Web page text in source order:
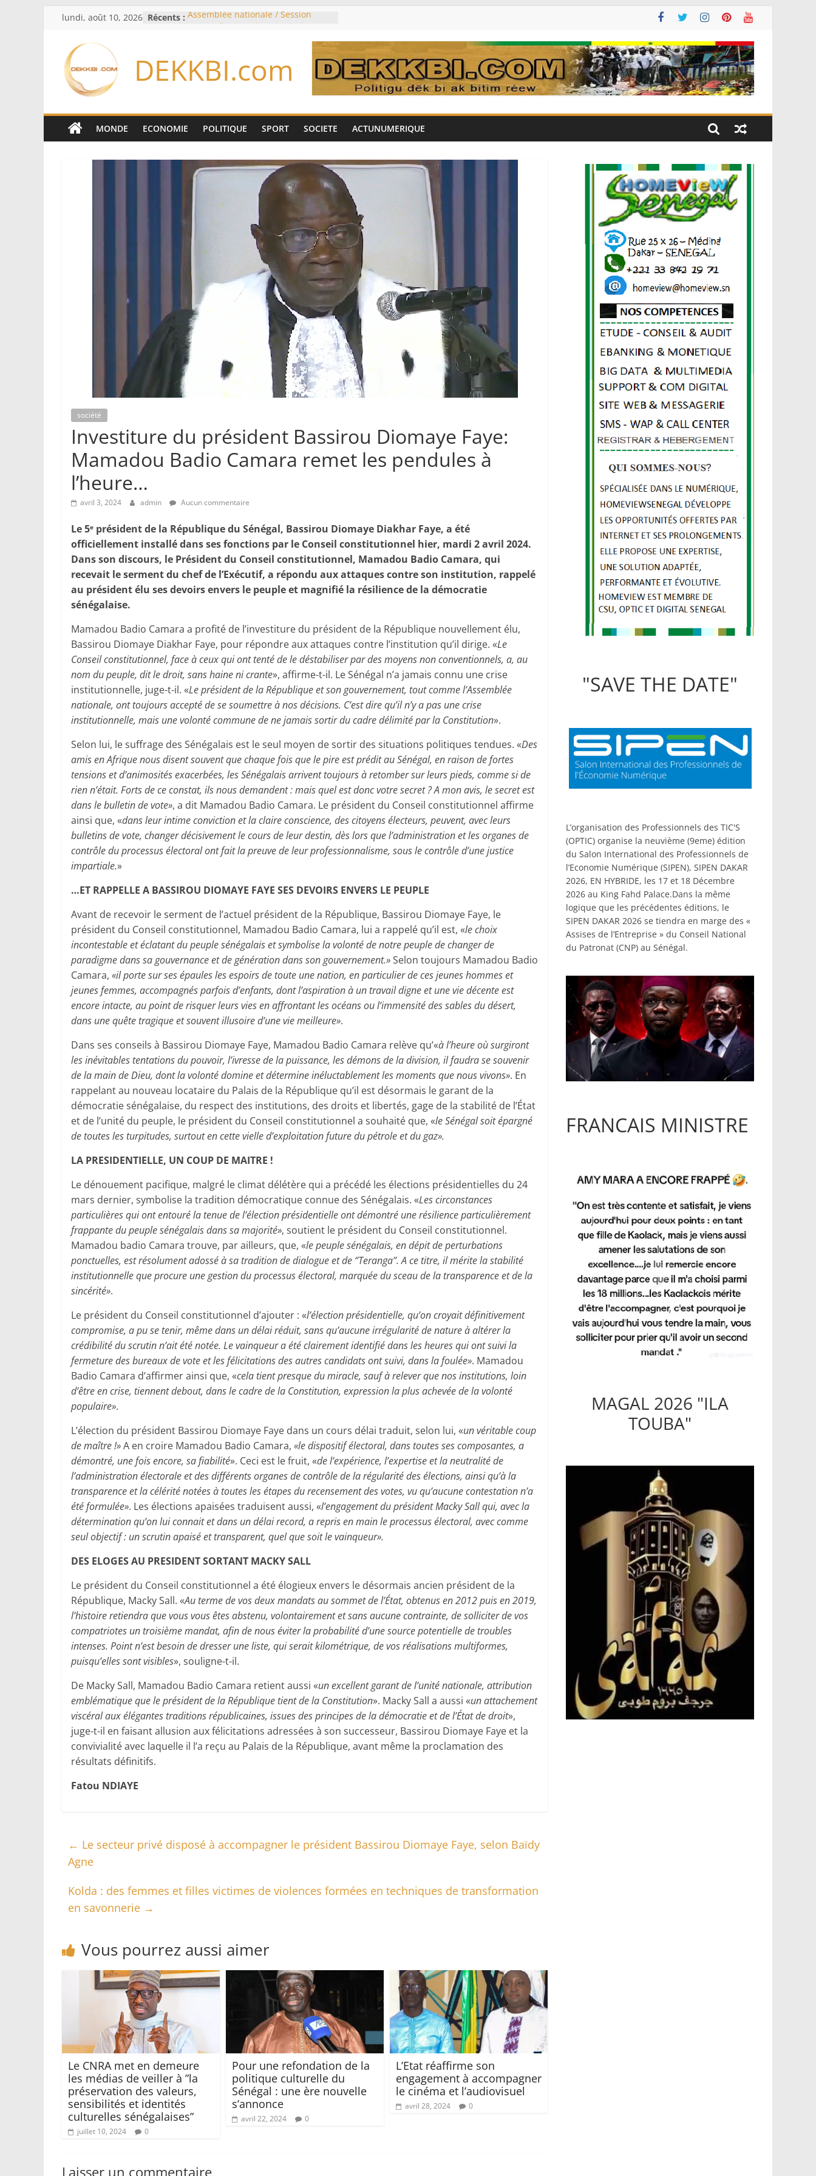
Passer
contenu
lundi, août 10, 2026 Récents : Assemblée nationale / Session
d’enquête à l’ordre du jour ce lundi
de la Espriella
Bénin: Patrice Talon élu président
Moyen-Orient: l’Arabie saoudite, le
Pakistan et la Turquie signent un
accord de défense
exportations de cuivre et de cobalt
concentrés pour valoriser sa
production
DEKKBI.com
MONDE ECONOMIE POLITIQUE SPORT SOCIETE ACTUNUMERIQUE
société
Investiture du président Bassirou Diomaye Faye:
Mamadou Badio Camara remet les pendules à
l’heure…
avril 3, 2024 admin Aucun commentaire
Le 5e président de la République du Sénégal, Bassirou Diomaye Diakhar Faye, a été
officiellement installé dans ses fonctions par le Conseil constitutionnel hier, mardi 2 avril 2024.
Dans son discours, le Président du Conseil constitutionnel, Mamadou Badio Camara, qui
recevait le serment du chef de l’Exécutif, a répondu aux attaques contre son institution, rappelé
au président élu ses devoirs envers le peuple et magnifié la résilience de la démocratie
sénégalaise.
Mamadou Badio Camara a profité de l’investiture du président de la République nouvellement élu,
Bassirou Diomaye Diakhar Faye, pour répondre aux attaques contre l’institution qu’il dirige. «Le
Conseil constitutionnel, face à ceux qui ont tenté de le déstabiliser par des moyens non conventionnels, a, au
nom du peuple, dit le droit, sans haine ni crante», affirme-t-il. Le Sénégal n’a jamais connu une crise
institutionnelle, juge-t-il. «Le président de la République et son gouvernement, tout comme l’Assemblée
nationale, ont toujours accepté de se soumettre à nos décisions. C’est dire qu’il n’y a pas une crise
institutionnelle, mais une volonté commune de ne jamais sortir du cadre délimité par la Constitution».
Selon lui, le suffrage des Sénégalais est le seul moyen de sortir des situations politiques tendues. «Des
amis en Afrique nous disent souvent que chaque fois que le pire est prédit au Sénégal, en raison de fortes
tensions et d’animosités exacerbées, les Sénégalais arrivent toujours à retomber sur leurs pieds, comme si de
rien n’était. Forts de ce constat, ils nous demandent : mais quel est donc votre secret ? A mon avis, le secret est
dans le bulletin de vote», a dit Mamadou Badio Camara. Le président du Conseil constitutionnel affirme
ainsi que, «dans leur intime conviction et la claire conscience, des citoyens électeurs, peuvent, avec leurs
bulletins de vote, changer décisivement le cours de leur destin, dès lors que l’administration et les organes de
contrôle du processus électoral ont fait la preuve de leur professionnalisme, sous le contrôle d’une justice
impartiale.»
…ET RAPPELLE A BASSIROU DIOMAYE FAYE SES DEVOIRS ENVERS LE PEUPLE
Avant de recevoir le serment de l’actuel président de la République, Bassirou Diomaye Faye, le
président du Conseil constitutionnel, Mamadou Badio Camara, lui a rappelé qu’il est, «le choix
incontestable et éclatant du peuple sénégalais et symbolise la volonté de notre peuple de changer de
paradigme dans sa gouvernance et de génération dans son gouvernement.»Selon toujours Mamadou Badio
Camara, «il porte sur ses épaules les espoirs de toute une nation, en particulier de ces jeunes hommes et
jeunes femmes, accompagnés parfois d’enfants, dont l’aspiration à un travail digne et une vie décente est
encore intacte, au point de risquer leurs vies en affrontant les océans ou l’immensité des sables du désert,
dans une quête tragique et souvent illusoire d’une vie meilleure».
Dans ses conseils à Bassirou Diomaye Faye, Mamadou Badio Camara relève qu’«à l’heure où surgiront
les inévitables tentations du pouvoir, l’ivresse de la puissance, les démons de la division, il faudra se souvenir
de la main de Dieu, dont la volonté domine et détermine inéluctablement les moments que nous vivons». En
rappelant au nouveau locataire du Palais de la République qu’il est désormais le garant de la
démocratie sénégalaise, du respect des institutions, des droits et libertés, gage de la stabilité de l’État
et de l’unité du peuple, le président du Conseil constitutionnel a souhaité que, «le Sénégal soit épargné
de toutes les turpitudes, surtout en cette vielle d’exploitation future du pétrole et du gaz».
LA PRESIDENTIELLE, UN COUP DE MAITRE !
Le dénouement pacifique, malgré le climat délétère qui a précédé les élections présidentielles du 24
mars dernier, symbolise la tradition démocratique connue des Sénégalais. «Les circonstances
particulières qui ont entouré la tenue de l’élection présidentielle ont démontré une résilience particulièrement
frappante du peuple sénégalais dans sa majorité», soutient le président du Conseil constitutionnel.
Mamadou badio Camara trouve, par ailleurs, que, «le peuple sénégalais, en dépit de perturbations
ponctuelles, est résolument adossé à sa tradition de dialogue et de ‘’Teranga’’. A ce titre, il mérite la stabilité
institutionnelle que procure une gestion du processus électoral, marquée du sceau de la transparence et de la
sincérité».
Le président du Conseil constitutionnel d’ajouter : «l’élection présidentielle, qu’on croyait définitivement
compromise, a pu se tenir, même dans un délai réduit, sans qu’aucune irrégularité de nature à altérer la
crédibilité du scrutin n’ait été notée. Le vainqueur a été clairement identifié dans les heures qui ont suivi la
fermeture des bureaux de vote et les félicitations des autres candidats ont suivi, dans la foulée». Mamadou
Badio Camara d’affirmer ainsi que, «cela tient presque du miracle, sauf à relever que nos institutions, loin
d’être en crise, tiennent debout, dans le cadre de la Constitution, expression la plus achevée de la volonté
populaire».
L’élection du président Bassirou Diomaye Faye dans un cours délai traduit, selon lui, «un véritable coup
de maître !»A en croire Mamadou Badio Camara, «le dispositif électoral, dans toutes ses composantes, a
démontré, une fois encore, sa fiabilité». Ceci est le fruit, «de l’expérience, l’expertise et la neutralité de
l’administration électorale et des différents organes de contrôle de la régularité des élections, ainsi qu’à la
transparence et la célérité notées à toutes les étapes du recensement des votes, vu qu’aucune contestation n’a
été formulée». Les élections apaisées traduisent aussi, «l’engagement du président Macky Sall qui, avec la
détermination qu’on lui connait et dans un délai record, a repris en main le processus électoral, avec comme
seul objectif : un scrutin apaisé et transparent, quel que soit le vainqueur».
DES ELOGES AU PRESIDENT SORTANT MACKY SALL
Le président du Conseil constitutionnel a été élogieux envers le désormais ancien président de la
République, Macky Sall. «Au terme de vos deux mandats au sommet de l’État, obtenus en 2012 puis en 2019,
l’histoire retiendra que vous vous êtes abstenu, volontairement et sans aucune contrainte, de solliciter de vos
compatriotes un troisième mandat, afin de nous éviter la probabilité d’une source potentielle de troubles
intenses. Point n’est besoin de dresser une liste, qui serait kilométrique, de vos réalisations multiformes,
puisqu’elles sont visibles», souligne-t-il.
De Macky Sall, Mamadou Badio Camara retient aussi «un excellent garant de l’unité nationale, attribution
emblématique que le président de la République tient de la Constitution». Macky Sall a aussi «un attachement
viscéral aux élégantes traditions républicaines, issues des principes de la démocratie et de l’État de droit»,
juge-t-il en faisant allusion aux félicitations adressées à son successeur, Bassirou Diomaye Faye et la
convivialité avec laquelle il l’a reçu au Palais de la République, avant même la proclamation des
résultats définitifs.
Fatou NDIAYE
← Le secteur privé disposé à accompagner le président Bassirou Diomaye Faye, selon Baïdy
Agne
Kolda : des femmes et filles victimes de violences formées en techniques de transformation
en savonnerie →
Vous pourrez aussi aimer
Le CNRA met en demeure
les médias de veiller à ”la
préservation des valeurs,
sensibilités et identités
culturelles sénégalaises”
juillet 10, 2024 0
Pour une refondation de la
politique culturelle du
Sénégal : une ère nouvelle
s’annonce
avril 22, 2024 0
L’Etat réaffirme son
engagement à accompagner
le cinéma et l’audiovisuel
avril 28, 2024 0
Laisser un commentaire
"SAVE THE DATE"
L’organisation des Professionnels des TIC'S
(OPTIC) organise la neuvième (9eme) édition
du Salon International des Professionnels de
l’Economie Numérique (SIPEN), SIPEN DAKAR
2026, EN HYBRIDE, les 17 et 18 Décembre
2026 au King Fahd Palace.Dans la même
logique que les précédentes éditions, le
SIPEN DAKAR 2026 se tiendra en marge des «
Assises de l’Entreprise » du Conseil National
du Patronat (CNP) au Sénégal.
FRANCAIS MINISTRE
MAGAL 2026 "ILA
TOUBA"